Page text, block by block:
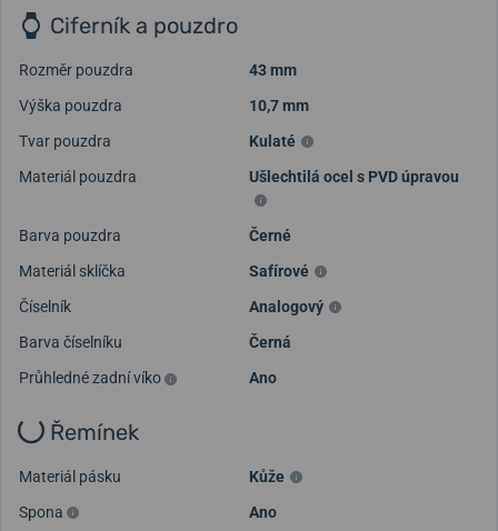
Ciferník a pouzdro
Rozměr pouzdra
43 mm
Výška pouzdra
10,7 mm
Tvar pouzdra
Kulaté
Materiál pouzdra
Ušlechtilá ocel s PVD úpravou
Barva pouzdra
Černé
Materiál sklíčka
Safírové
Číselník
Analogový
Barva číselníku
Černá
Průhledné zadní víko
Ano
Řemínek
Materiál pásku
Kůže
Spona
Ano